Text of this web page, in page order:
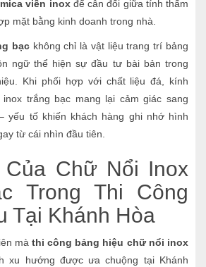
viền inoxđể cân đối giữa tính thẩm
mặt bằng kinh doanh trong nhà.
bạckhông chỉ là vật liệu trang trí bảng
ngữ thể hiện sự đầu tư bài bản trong
Khi phối hợp với chất liệu đá, kính
trắng bạc mang lại cảm giác sang
yếu tố khiến khách hàng ghi nhớ hình
từ cái nhìn đầu tiên.
Chữ Nổi Inox
Trong Thi Công
Tại Khánh Hòa
mà thi công bảng hiệu chữ nổi inox
xu hướng được ưa chuộng tại Khánh